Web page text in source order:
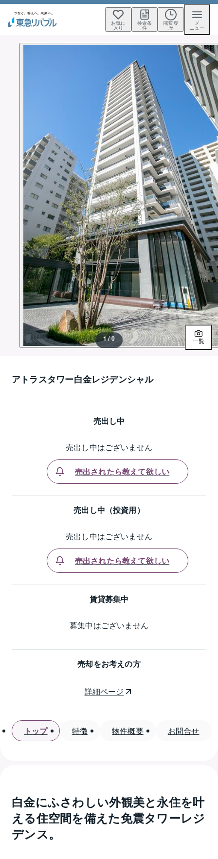
お気に
入り
検索条
件
閲覧履
歴
メ
ニュー
1 / 0 一覧
アトラスタワー白金レジデンシャル
売出し中
売出し中はございません
売出されたら教えて欲しい
売出し中（投資用）
売出し中はございません
売出されたら教えて欲しい
賃貸募集中
募集中はございません
売却をお考えの方
詳細ページ
トップ 特徴 物件概要 お問合せ
白金にふさわしい外観美と永住を叶
える住空間を備えた免震タワーレジ
デンス。